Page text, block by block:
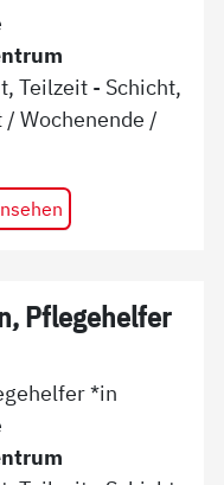
Teilzeit - Schicht,
Wochenende /
Pflegehelfer
*in